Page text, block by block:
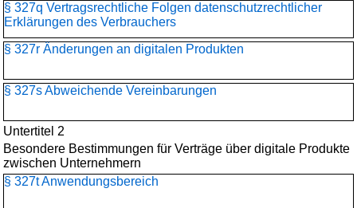
§ 327q Vertragsrechtliche Folgen datenschutzrechtlicher
Erklärungen des Verbrauchers
§ 327r Änderungen an digitalen Produkten
§ 327s Abweichende Vereinbarungen
Untertitel 2
Besondere Bestimmungen für Verträge über digitale Produkte
zwischen Unternehmern
§ 327t Anwendungsbereich